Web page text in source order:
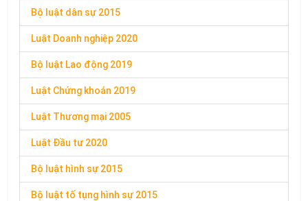
Bộ luật dân sự 2015
Luật Doanh nghiệp 2020
Bộ luật Lao động 2019
Luật Chứng khoán 2019
Luật Thương mại 2005
Luật Đầu tư 2020
Bộ luật hình sự 2015
Bộ luật tố tụng hình sự 2015